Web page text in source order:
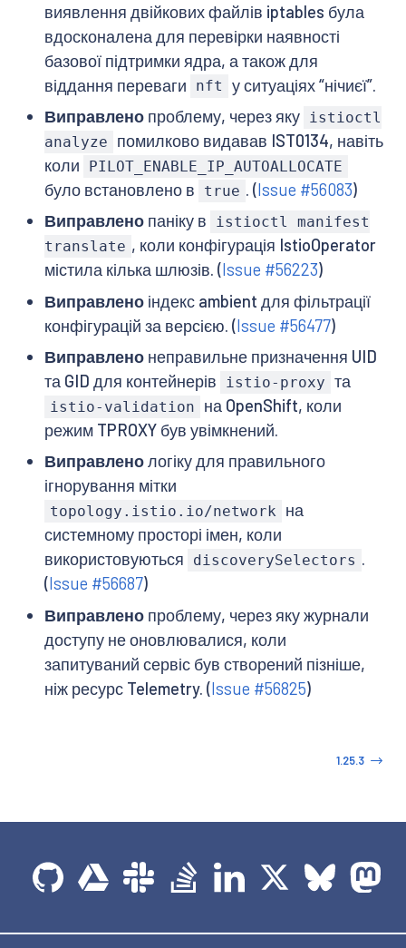
виявлення двійкових файлів iptables була
вдосконалена для перевірки наявності
базової підтримки ядра, а також для
віддання переваги
nft
у ситуаціях “нічиєї”.
Виправленопроблему, через яку istioctl
analyze
помилково видавав IST0134, навіть
коли
PILOT_ENABLE_IP_AUTOALLOCATE
було встановлено в true . (Issue #56083)
Виправленопаніку в
istioctl manifest
translate , коли конфігурація IstioOperator
містила кілька шлюзів. (Issue #56223)
Виправленоіндекс ambient для фільтрації
конфігурацій за версією. (Issue #56477)
Виправленонеправильне призначення UID
та GID для контейнерів
istio-proxy та
istio-validation
на OpenShift, коли
режим TPROXY був увімкнений.
Виправленологіку для правильного
ігнорування мітки
topology.istio.io/network
на
системному просторі імен, коли
використовуються
discoverySelectors .
(Issue #56687)
Виправленопроблему, через яку журнали
доступу не оновлювалися, коли
запитуваний сервіс був створений пізніше,
ніж ресурс Telemetry. (Issue #56825)
1.25.3